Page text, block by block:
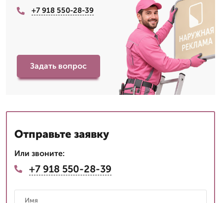
+7 918 550-28-39
Задать вопрос
Отправьте заявку
Или звоните:
+7 918 550-28-39